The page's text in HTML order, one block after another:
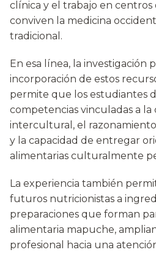
clínica y el trabajo en
conviven la medicina
tradicional.
En esa línea, la investigación
incorporación de estos
permite que los estudiantes
competencias vinculadas a la
intercultural, el
y la capacidad de entregar
alimentarias culturalmente
La experiencia también
futuros nutricionistas a
preparaciones que forman
alimentaria mapuche,
profesional hacia una